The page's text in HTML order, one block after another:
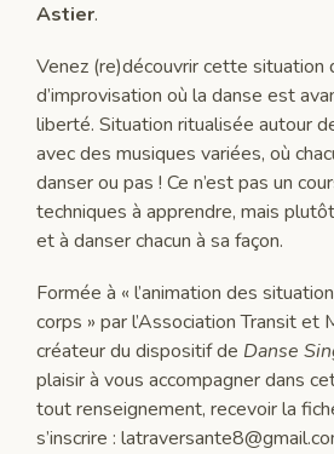
Astier.
Venez (re)découvrir cette situation
d’improvisation où la danse est
liberté. Situation ritualisée autour
avec des musiques variées, où
danser ou pas ! Ce n’est pas un
techniques à apprendre, mais
et à danser chacun à sa façon.
Formée à « l’animation des
corps » par l’Association Transit et
créateur du dispositif de Danse
plaisir à vous accompagner dans
tout renseignement, recevoirla
s’inscrire :